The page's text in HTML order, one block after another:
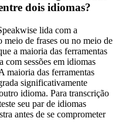
dois idiomas?
lida com a
de frases ou no meio de
a maioria das ferramentas
com sessões em idiomas
maioria das ferramentas
significativamente
idioma. Para transcrição
seu par de idiomas
antes de se comprometer